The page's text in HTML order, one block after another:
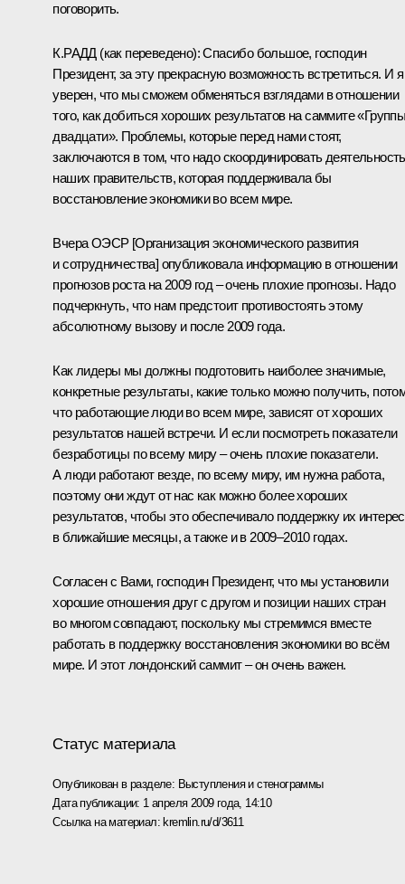
поговорить.
К.РАДД (как переведено): Спасибо большое, господин
Президент, за эту прекрасную возможность встретиться. И я
уверен, что мы сможем обменяться взглядами в отношении
того, как добиться хороших результатов на саммите
двадцати». Проблемы, которые перед нами стоят,
заключаются в том, что надо скоординировать деятельность
наших правительств, которая поддерживала бы
восстановление экономики во всем мире.
Вчера ОЭСР [Организация экономического развития
и сотрудничества] опубликовала информацию в отношении
прогнозов роста на 2009 год – очень плохие прогнозы. Надо
подчеркнуть, что нам предстоит противостоять этому
абсолютному вызову и после 2009 года.
Как лидеры мы должны подготовить наиболее значимые,
конкретные результаты, какие только можно получить,
что работающие люди во всем мире, зависят от хороших
результатов нашей встречи. И если посмотреть показатели
безработицы по всему миру – очень плохие показатели.
А люди работают везде, по всему миру, им нужна работа,
поэтому они ждут от нас как можно более хороших
результатов, чтобы это обеспечивало поддержку их
в ближайшие месяцы, а также и в 2009–2010 годах.
Согласен с Вами, господин Президент, что мы установили
хорошие отношения друг с другом и позиции наших стран
во многом совпадают, поскольку мы стремимся вместе
работать в поддержку восстановления экономики во всём
мире. И этот лондонский саммит – он очень важен.
Статус материала
Опубликован в разделе: Выступления и стенограммы
Дата публикации: 1 апреля 2009 года, 14:10
Ссылка на материал:kremlin.ru/d/3611